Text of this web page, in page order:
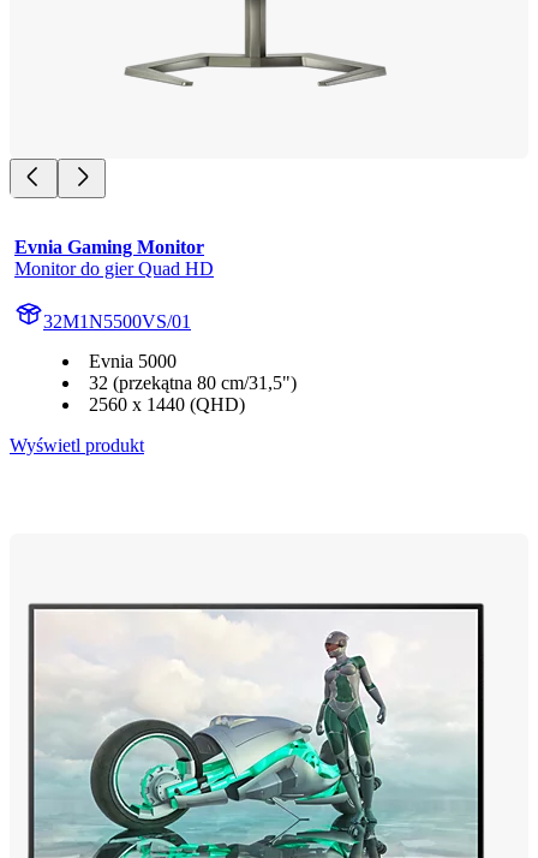
Evnia Gaming Monitor
Monitor do gier Quad HD
32M1N5500VS/01
Evnia 5000
32 (przekątna 80 cm/31,5")
2560 x 1440 (QHD)
Wyświetl produkt